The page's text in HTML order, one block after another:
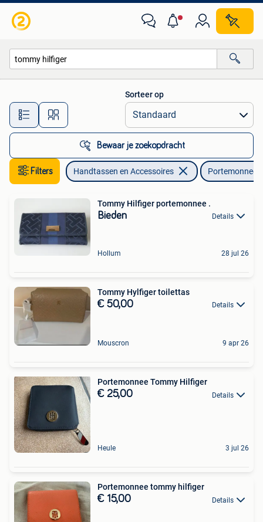
Alle afstanden…
Sorteer op
Bewaar je zoekopdracht
Filters Handtassen en Accessoires Portemonnees
Tommy Hilfiger portemonnee .
Bieden Details
Hollum 28 jul 26
Tommy Hylfiger toilettas
€ 50,00 Details
Mouscron 9 apr 26
Portemonnee Tommy Hilfiger
€ 25,00 Details
Heule 3 jul 26
Portemonnee tommy hilfiger
€ 15,00 Details